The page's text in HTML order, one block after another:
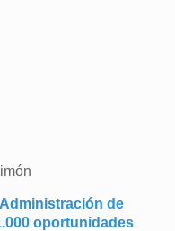
Administración de
oportunidades